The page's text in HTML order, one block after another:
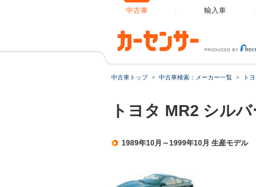
中古車 輸入車
中古車トップ 中古車検索：メーカー一覧 ト
トヨタ MR2 シル
1989年10月～1999年10月 生産モデル